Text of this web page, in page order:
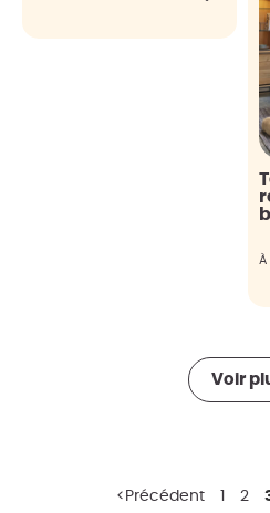
À
Voir
Précédent 2